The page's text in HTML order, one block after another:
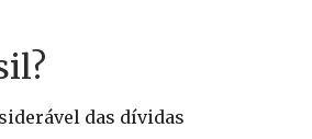
das dívidas